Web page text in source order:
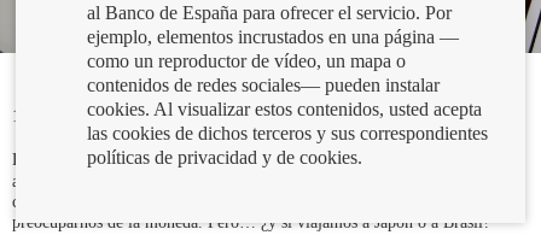
14/05/2018
La mayoría de los países de Europa tenemos lamisma moneda
así que si viajamos, nos compramos una casa, hacemos una transferencia o
cobramos una pensión de un país de la zona euro, no necesitaremos
preocuparnos de la moneda. Pero… ¿y si viajamos a Japón o a Brasil?
al Banco de España para ofrecer el servicio. Por
ejemplo, elementos incrustados en una página —
como un reproductor de vídeo, un mapa o
contenidos de redes sociales— pueden instalar
cookies. Al visualizar estos contenidos, usted acepta
las cookies de dichos terceros y sus correspondientes
políticas de privacidad y de cookies.